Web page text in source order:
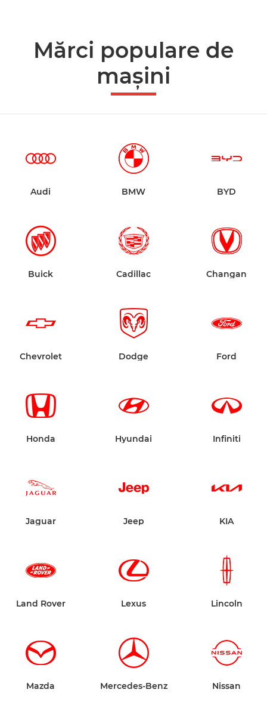
Mărci populare de
mașini
Audi BMW BYD
Buick Cadillac Changan
Chevrolet Dodge Ford
Honda Hyundai Infiniti
Jaguar Jeep KIA
Land Rover Lexus Lincoln
Mazda Mercedes-Benz Nissan